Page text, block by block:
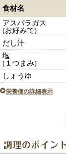
食材名
アスパラガス
(お好みで)
だし汁
塩
(１つまみ)
しょうゆ
栄養価の詳細表示